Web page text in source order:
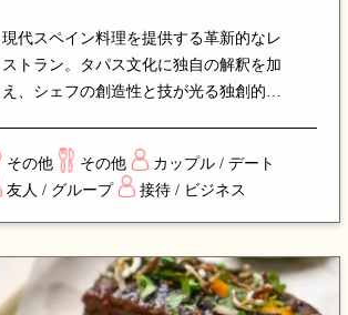
現代スペイン料理を提供する革新的なレ
ストラン。タパス文化に独自の解釈を加
え、シェフの創造性と技が光る独創的な
の伝統技法を組み合わせ、シェアスタイ
ルで楽しめる料理の数々は、新しい味の
発見と楽しい食事体験を求める方に最適
です。
その他 その他
カップル / デート
友人 / グループ
接待 / ビジネス